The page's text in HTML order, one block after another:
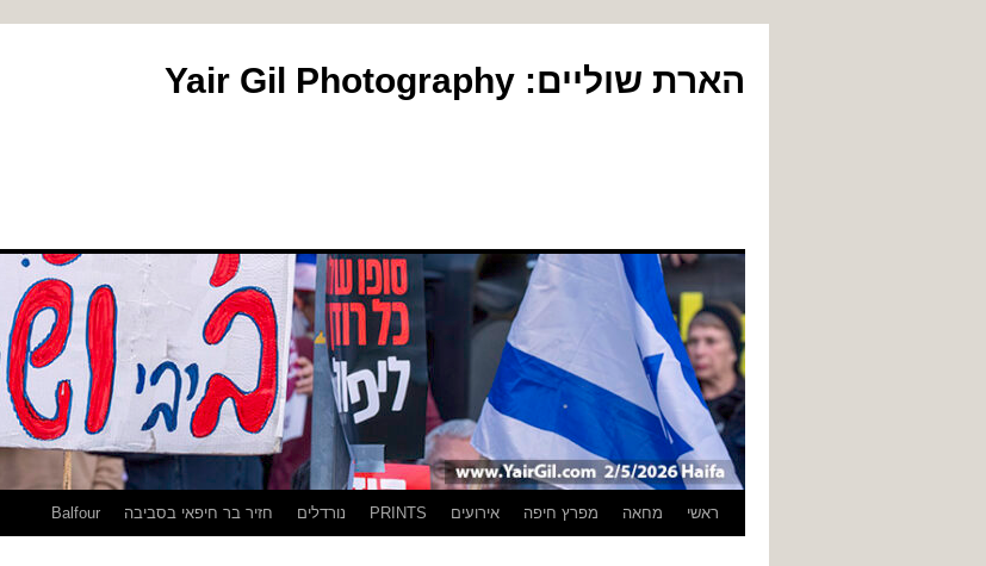
הארת שוליים: Yair Gil Photography
לדלגראשי מחאה מפרץ חיפה אירועים PRINTS נורדלים חזיר בר חיפאי בסביבה Balfour